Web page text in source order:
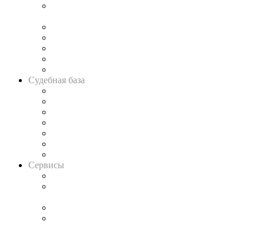
Судебная база
Сервисы